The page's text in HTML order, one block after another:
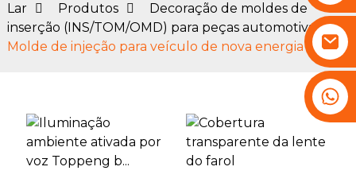
Lar Produtos
Decoração de moldes de
inserção (INS/TOM/OMD) para peças automotivas
Molde de injeção para veículo de nova energia